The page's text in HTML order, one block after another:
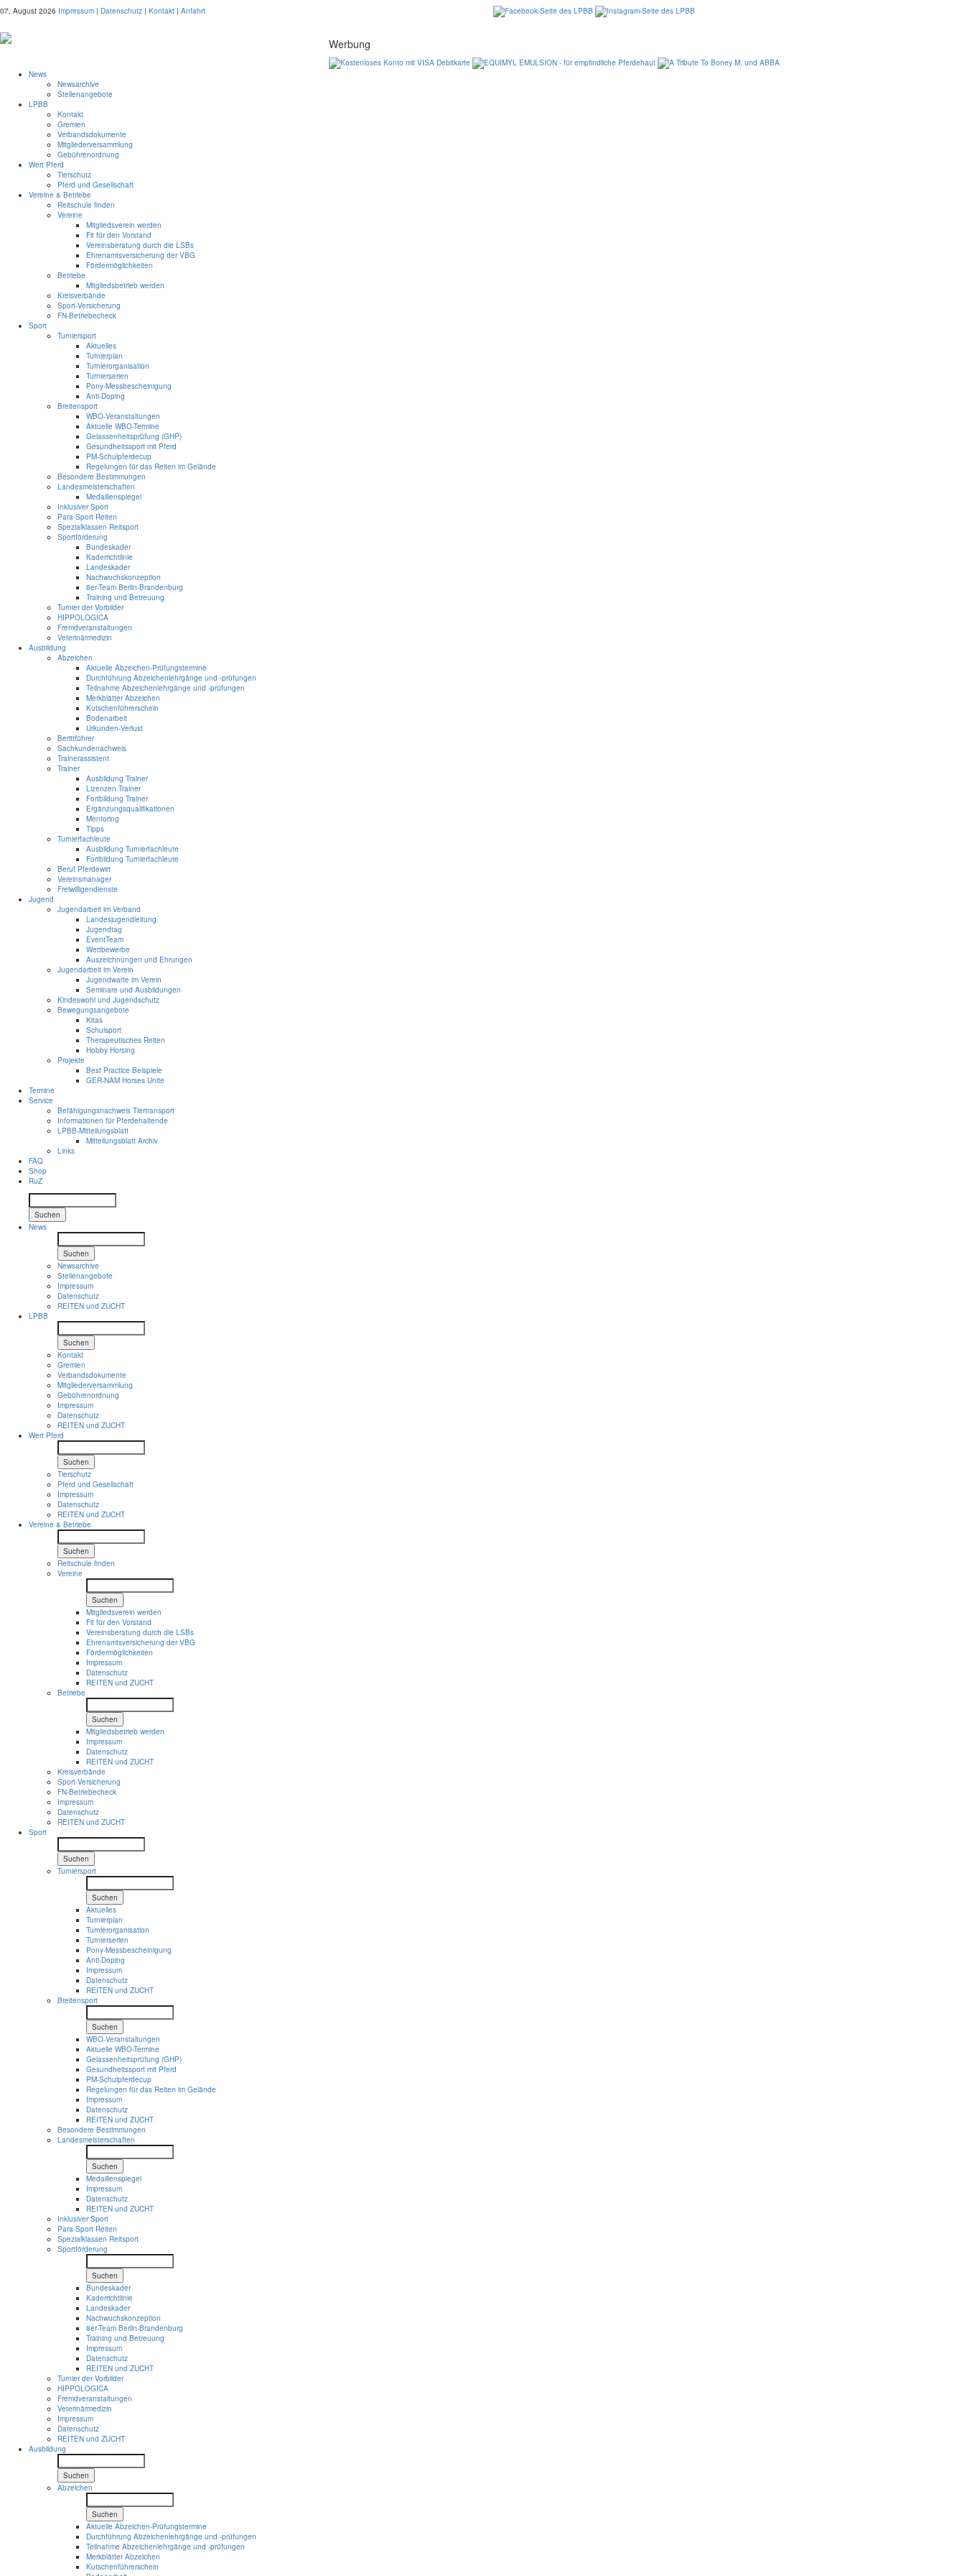
07. August 2026 Impressum | Datenschutz | Kontakt | Anfahrt
Werbung
News
Newsarchive
Stellenangebote
LPBB
Kontakt
Gremien
Verbandsdokumente
Mitgliederversammlung
Gebührenordnung
Wert Pferd
Tierschutz
Pferd und Gesellschaft
Vereine & Betriebe
Reitschule finden
Vereine
Mitgliedsverein werden
Fit für den Vorstand
Vereinsberatung durch die LSBs
Ehrenamtsversicherung der VBG
Fördermöglichkeiten
Betriebe
Mitgliedsbetrieb werden
Kreisverbände
Sport-Versicherung
FN-Betriebecheck
Sport
Turniersport
Aktuelles
Turnierplan
Turnierorganisation
Turnierserien
Pony-Messbescheinigung
Anti-Doping
Breitensport
WBO-Veranstaltungen
Aktuelle WBO-Termine
Gelassenheitsprüfung (GHP)
Gesundheitssport mit Pferd
PM-Schulpferdecup
Regelungen für das Reiten im Gelände
Besondere Bestimmungen
Landesmeisterschaften
Medaillenspiegel
Inklusiver Sport
Para-Sport Reiten
Spezialklassen Reitsport
Sportförderung
Bundeskader
Kaderrichtlinie
Landeskader
Nachwuchskonzeption
8er-Team Berlin-Brandenburg
Training und Betreuung
Turnier der Vorbilder
HIPPOLOGICA
Fremdveranstaltungen
Veterinärmedizin
Ausbildung
Abzeichen
Aktuelle Abzeichen-Prüfungstermine
Durchführung Abzeichenlehrgänge und -prüfungen
Teilnahme Abzeichenlehrgänge und -prüfungen
Merkblätter Abzeichen
Kutschenführerschein
Bodenarbeit
Urkunden-Verlust
Berittführer
Sachkundenachweis
Trainerassistent
Trainer
Ausbildung Trainer
Lizenzen Trainer
Fortbildung Trainer
Ergänzungsqualifikationen
Mentoring
Tipps
Turnierfachleute
Ausbildung Turnierfachleute
Fortbildung Turnierfachleute
Beruf Pferdewirt
Vereinsmanager
Freiwilligendienste
Jugend
Jugendarbeit im Verband
Landesjugendleitung
Jugendtag
EventTeam
Wettbewerbe
Auszeichnungen und Ehrungen
Jugendarbeit im Verein
Jugendwarte im Verein
Seminare und Ausbildungen
Kindeswohl und Jugendschutz
Bewegungsangebote
Kitas
Schulsport
Therapeutisches Reiten
Hobby Horsing
Projekte
Best Practice Beispiele
GER-NAM Horses Unite
Termine
Service
Befähigungsnachweis Tiertransport
Informationen für Pferdehaltende
LPBB-Mitteilungsblatt
Mitteilungsblatt Archiv
Links
FAQ
Shop
RuZ
Suchen
News
Suchen
Newsarchive
Stellenangebote
Impressum
Datenschutz
REITEN und ZUCHT
LPBB
Suchen
Kontakt
Gremien
Verbandsdokumente
Mitgliederversammlung
Gebührenordnung
Impressum
Datenschutz
REITEN und ZUCHT
Wert Pferd
Suchen
Tierschutz
Pferd und Gesellschaft
Impressum
Datenschutz
REITEN und ZUCHT
Vereine & Betriebe
Suchen
Reitschule finden
Vereine
Suchen
Mitgliedsverein werden
Fit für den Vorstand
Vereinsberatung durch die LSBs
Ehrenamtsversicherung der VBG
Fördermöglichkeiten
Impressum
Datenschutz
REITEN und ZUCHT
Betriebe
Suchen
Mitgliedsbetrieb werden
Impressum
Datenschutz
REITEN und ZUCHT
Kreisverbände
Sport-Versicherung
FN-Betriebecheck
Impressum
Datenschutz
REITEN und ZUCHT
Sport
Suchen
Turniersport
Suchen
Aktuelles
Turnierplan
Turnierorganisation
Turnierserien
Pony-Messbescheinigung
Anti-Doping
Impressum
Datenschutz
REITEN und ZUCHT
Breitensport
Suchen
WBO-Veranstaltungen
Aktuelle WBO-Termine
Gelassenheitsprüfung (GHP)
Gesundheitssport mit Pferd
PM-Schulpferdecup
Regelungen für das Reiten im Gelände
Impressum
Datenschutz
REITEN und ZUCHT
Besondere Bestimmungen
Landesmeisterschaften
Suchen
Medaillenspiegel
Impressum
Datenschutz
REITEN und ZUCHT
Inklusiver Sport
Para-Sport Reiten
Spezialklassen Reitsport
Sportförderung
Suchen
Bundeskader
Kaderrichtlinie
Landeskader
Nachwuchskonzeption
8er-Team Berlin-Brandenburg
Training und Betreuung
Impressum
Datenschutz
REITEN und ZUCHT
Turnier der Vorbilder
HIPPOLOGICA
Fremdveranstaltungen
Veterinärmedizin
Impressum
Datenschutz
REITEN und ZUCHT
Ausbildung
Suchen
Abzeichen
Suchen
Aktuelle Abzeichen-Prüfungstermine
Durchführung Abzeichenlehrgänge und -prüfungen
Teilnahme Abzeichenlehrgänge und -prüfungen
Merkblätter Abzeichen
Kutschenführerschein